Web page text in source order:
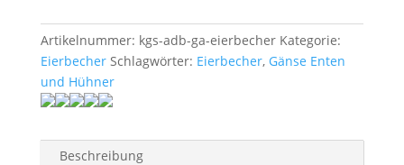
Artikelnummer: kgs-adb-ga-eierbecher Kategorie:
Eierbecher Schlagwörter: Eierbecher, Gänse Enten
und Hühner
Beschreibung